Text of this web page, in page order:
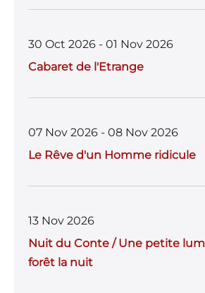
30 Oct 2026 - 01 Nov 2026
Cabaret de l'Etrange
07 Nov 2026 - 08 Nov 2026
Le Rêve d'un Homme ridicule
13 Nov 2026
Nuit du Conte / Une petite
forêt la nuit